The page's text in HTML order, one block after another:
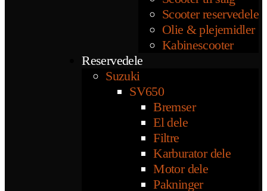
Scooter reservedele
Olie & plejemidler
Kabinescooter
Reservedele
Suzuki
SV650
Bremser
El dele
Filtre
Karburator dele
Motor dele
Pakninger